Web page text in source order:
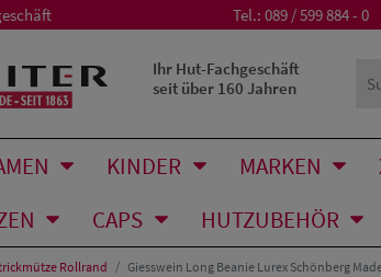
Tel.: 089 / 599 884 - 0
Ihr Hut-Fachgeschäft
seit über 160 Jahren
KINDER MARKEN
CAPS HUTZUBEHÖR
Rollrand Giesswein Long Beanie Lurex Schönberg